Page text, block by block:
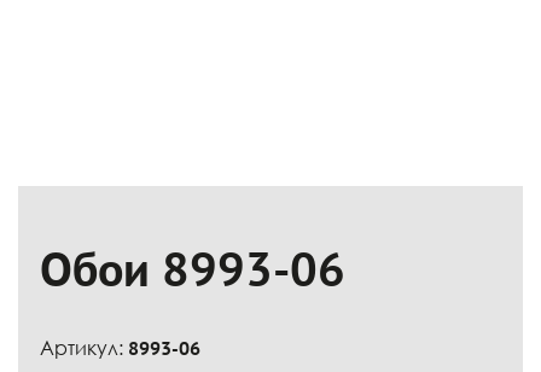
Обои 8993-06
Артикул: 8993-06